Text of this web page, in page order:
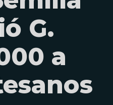
G.
a